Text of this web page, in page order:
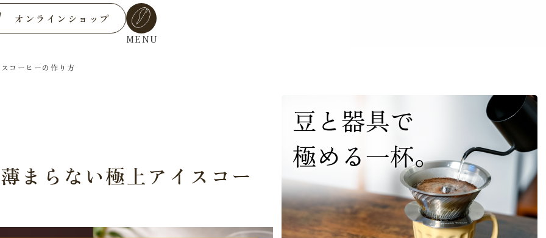
オンラインショップ
MENU
コーヒーの作り方
まらない極上アイスコー